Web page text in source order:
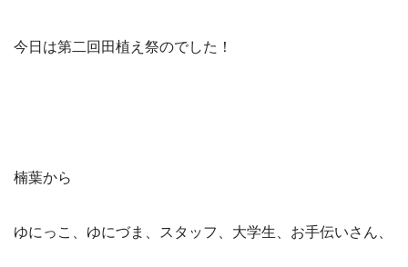
今日は第二回田植え祭のでした！
楠葉から
ゆにっこ、ゆにづま、スタッフ、大学生、お手伝いさん、